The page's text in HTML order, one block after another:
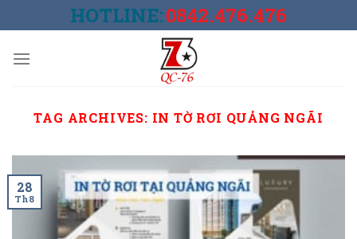
to
HOTLINE:0842.476.476
TAG ARCHIVES: IN TỜ RƠI QUẢNG NGÃI
28
Th8